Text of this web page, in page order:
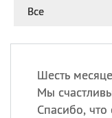
Все
Шесть
Мы
Спасибо, что